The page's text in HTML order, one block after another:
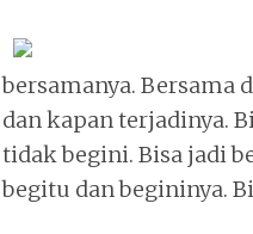
bersamanya. Bersama
dan kapan terjadinya.
tidak begini. Bisa jadi
begitu dan begininya.